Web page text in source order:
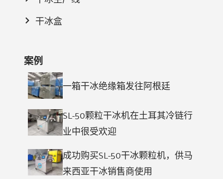
干冰盒
案例
一箱干冰绝缘箱发往阿根廷
SL-50颗粒干冰机在土耳其冷链行
业中很受欢迎
成功购买SL-50干冰颗粒机，供马
来西亚干冰销售商使用